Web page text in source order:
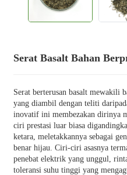
Serat Basalt Bahan
Serat berterusan basalt mewakili
yang diambil dengan teliti
inovatif ini membezakan dirinya
ciri prestasi luar biasa
ketara, meletakkannya sebagai
benar hijau. Ciri-ciri asasnya
penebat elektrik yang unggul,
toleransi suhu tinggi yang